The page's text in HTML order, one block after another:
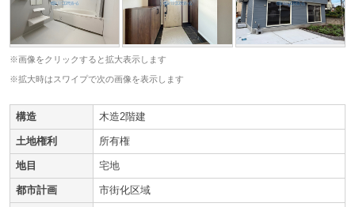
※画像をクリックすると拡大表示します
※拡大時はスワイプで次の画像を表示します
構造 木造2階建
土地権利 所有権
地目 宅地
都市計画 市街化区域